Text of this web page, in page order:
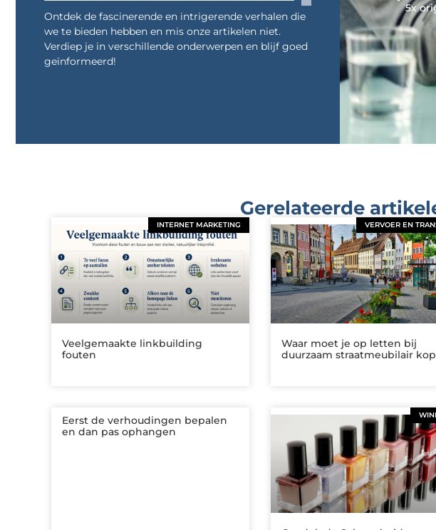
Ontdek de fascinerende en intrigerende verhalen die
we te bieden hebben en mis onze artikelen niet.
Verdiep je in verschillende onderwerpen en blijf goed
geïnformeerd!
5x
Gerelateerde
INTERNET MARKETING
Veelgemaakte linkbuilding
fouten
VERVOER EN
Waar moet je op letten bij
duurzaam straatmeubilair
Eerst de verhoudingen bepalen
en dan pas ophangen